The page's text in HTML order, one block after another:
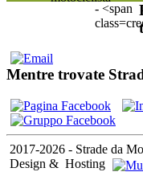
Mentre trovate
2017-2026 - Strade da
Design & Hosting